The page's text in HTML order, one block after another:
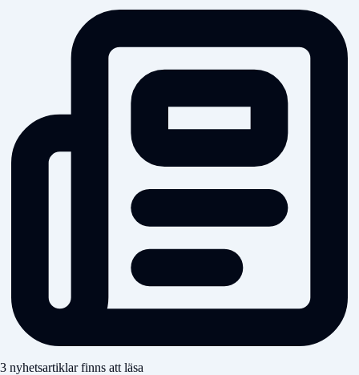
3 nyhetsartiklar finns att läsa